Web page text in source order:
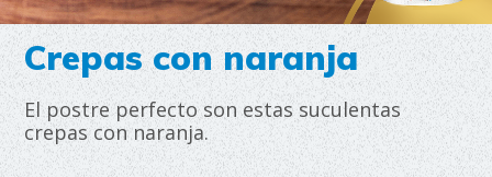
Crepas con naranja
El postre perfecto son estas suculentas
crepas con naranja.